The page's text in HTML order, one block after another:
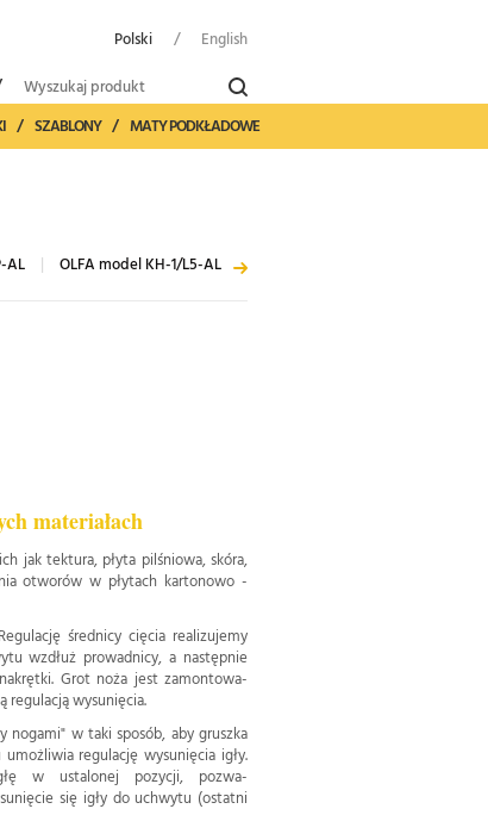
Polski /
English
/ SZABLONY / MATY PODKŁADOWE
AL | OLFA model KH-1/L5-AL
materiałach
jak tektura, płyta pilśniowa, skóra,
otworów w płytach kartonowo -
średnicy cięcia realizujemy
wzdłuż prowadnicy, a następnie
Grot noża jest zamontowa-
wysunięcia.
nogami" w taki sposób, aby gruszka
regulację wysunięcia igły.
w ustalonej pozycji, pozwa-
się igły do uchwytu (ostatni